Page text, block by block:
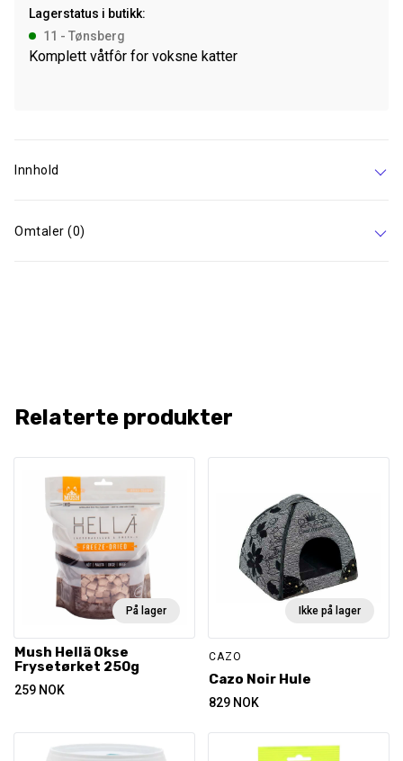
antall
Lagerstatus i butikk:
11 - Tønsberg
Komplett våtfôr for voksne katter
Innhold
Omtaler (0)
Relaterte produkter
På lager
Mush Hellä Okse
Frysetørket 250g
259 NOK
Ikke på lager
CAZO
Cazo Noir Hule
829 NOK